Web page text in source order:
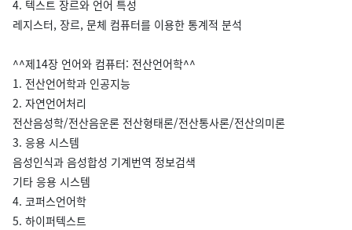
4. 텍스트 장르와 언어 특성
레지스터, 장르, 문체 컴퓨터를 이용한 통계적 분석
^^제14장 언어와 컴퓨터: 전산언어학^^
1. 전산언어학과 인공지능
2. 자연언어처리
전산음성학/전산음운론 전산형태론/전산통사론/전산의미론
3. 응용 시스템
음성인식과 음성합성 기계번역 정보검색
기타 응용 시스템
4. 코퍼스언어학
5. 하이퍼텍스트